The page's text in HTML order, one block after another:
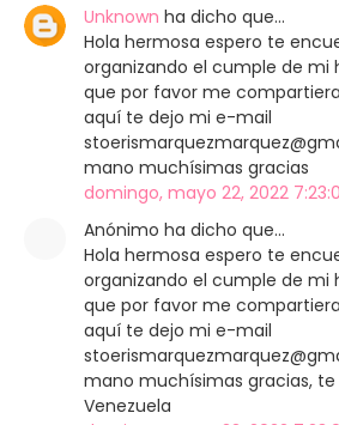
Unknown ha dicho que…
Hola hermosa espero te
organizando el cumple de mi
que por favor me
aquí te dejo mi e-mail
mano muchísimas gracias
domingo, mayo 22, 2022
Anónimo ha dicho que…
Hola hermosa espero te
organizando el cumple de mi
que por favor me
aquí te dejo mi e-mail
mano muchísimas gracias, te
Venezuela